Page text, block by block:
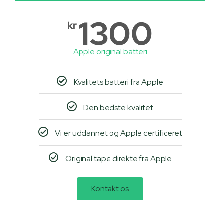
kr1300
Apple original batteri
Kvalitets batteri fra Apple
Den bedste kvalitet
Vi er uddannet og Apple certificeret
Original tape direkte fra Apple
Kontakt os